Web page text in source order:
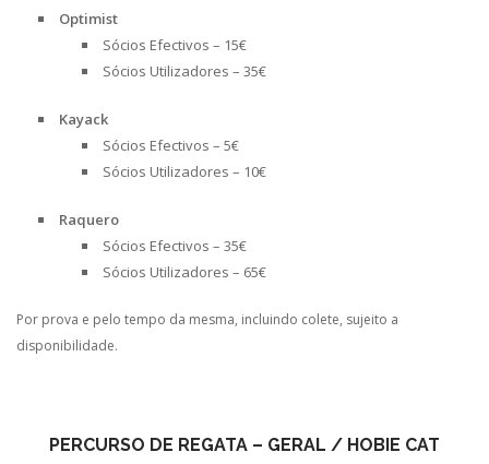
Optimist
Sócios Efectivos – 15€
Sócios Utilizadores – 35€
Kayack
Sócios Efectivos – 5€
Sócios Utilizadores – 10€
Raquero
Sócios Efectivos – 35€
Sócios Utilizadores – 65€
Por prova e pelo tempo da mesma, incluindo colete, sujeito a
disponibilidade.
PERCURSO DE REGATA – GERAL / HOBIE CAT